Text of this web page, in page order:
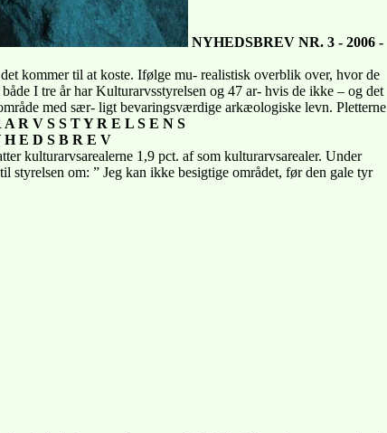
NYHEDSBREV NR. 3 - 2006 -
kommer til at koste. Ifølge mu- realistisk overblik over, hvor de
I tre år har Kulturarvsstyrelsen og 47 ar- hvis de ikke – og det
med sær- ligt bevaringsværdige arkæologiske levn. Pletterne
R V S S T Y R E L S E N S
H E D S B R E V
kulturarvsarealerne 1,9 pct. af som kulturarvsarealer. Under
om: ” Jeg kan ikke besigtige området, før den gale tyr